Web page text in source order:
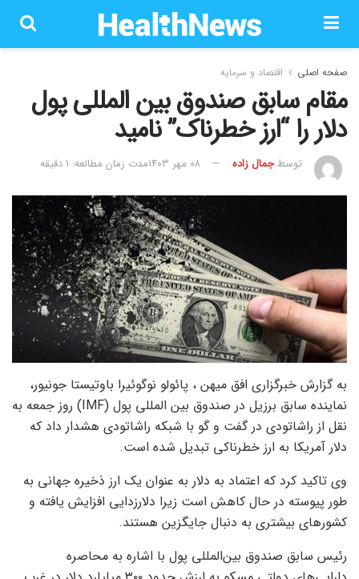
صفحه اصلی اقتصاد و سرمایه
مقام سابق صندوق بین المللی پول
دلار را “ارز خطرناک” نامید
توسطجمال زاده ۰۸ مهر ۱۴۰۳ مدت زمان مطالعه: 1 دقیقه
به گزارش خبرگزاری افق میهن ، پائولو نوگوئیرا باوتیستا جونیور،
نماینده سابق برزیل در صندوق بین المللی پول (IMF) روز جمعه به
نقل از راشاتودی در گفت و گو با شبکه راشاتودی هشدار داد که
دلار آمریکا به ارز خطرناکی تبدیل شده است.
وی تاکید کرد که اعتماد به دلار به عنوان یک ارز ذخیره جهانی به
طور پیوسته در حال کاهش است زیرا دلارزدایی افزایش یافته و
کشورهای بیشتری به دنبال جایگزین هستند.
رئیس سابق صندوق بین‌المللی پول با اشاره به محاصره